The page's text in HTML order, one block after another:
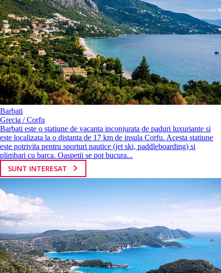
Barbati
Grecia / Corfu
Barbati este o statiune de vacanta inconjurata de paduri luxuriante si
este localizata la o distanta de 17 km de insula Corfu. Acesta statiune
este potrivita pentru sporturi nautice (jet ski, paddleboarding) si
plimbari cu barca. Oaspetii se pot bucura...
SUNT INTERESAT